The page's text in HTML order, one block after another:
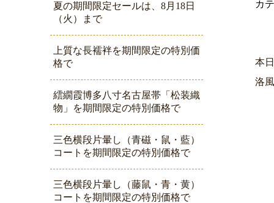
夏の期間限定セールは、8月18日
（火）まで
上質な長襦袢を期間限定の特別価
格で
繧繝霞博多八寸名古屋帯「松装織
物」を期間限定の特別価格で
三色横段片暈し（青磁・鼠・藍）
コートを期間限定の特別価格で
三色横段片暈し（藤鼠・青・黄）
コートを期間限定の特別価格で
カ
本
洛